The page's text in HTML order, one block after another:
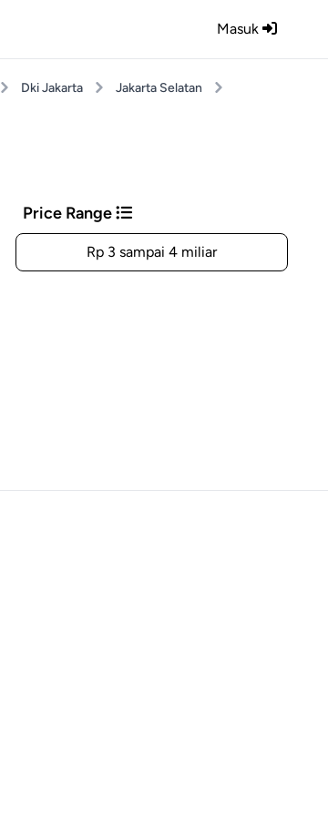
Masuk
Dki Jakarta
Jakarta Selatan
Price Range
Rp 3 sampai 4 miliar